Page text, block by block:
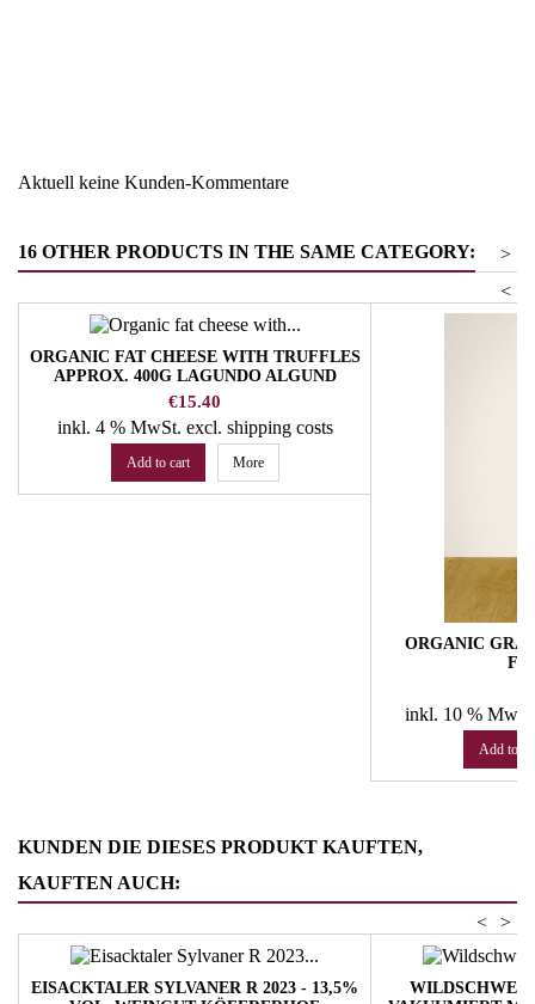
Aktuell keine Kunden-Kommentare
16 OTHER PRODUCTS IN THE SAME CATEGORY:
>
<
ORGANIC FAT CHEESE WITH TRUFFLES
APPROX. 400G LAGUNDO ALGUND
DAIRY
Price
€15.40
inkl. 4 % MwSt. excl. shipping costs
Add to cart More
ORGANIC
inkl. 10 %
Add to
KUNDEN DIE DIESES PRODUKT KAUFTEN,
KAUFTEN AUCH:
>
<
EISACKTALER SYLVANER R 2023 - 13,5%